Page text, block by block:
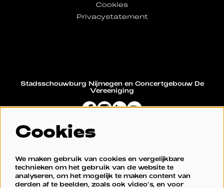
Cookies
Privacystatement
Stadsschouwburg Nijmegen en Concertgebouw De
Vereeniging
Cookies
We maken gebruik van cookies en vergelijkbare
technieken om het gebruik van de website te
analyseren, om het mogelijk te maken content van
derden af te beelden, zoals ook video’s, en voor